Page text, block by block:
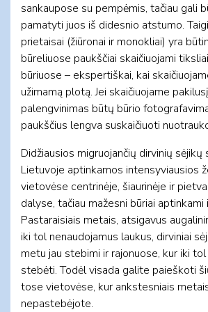
sankaupose su pempėmis, tačiau gali
pamatyti juos iš didesnio atstumo.
prietaisai (žiūronai ir monokliai) yra
būreliuose paukščiai skaičiuojami
būriuose – ekspertiškai, kai
užimamą plotą. Jei skaičiuojame
palengvinimas būtų būrio
paukščius lengva suskaičiuoti
Didžiausios migruojančių dirvinių sėjikų
Lietuvoje aptinkamos intensyviausios
vietovėse centrinėje, šiaurinėje ir
dalyse, tačiau mažesni būriai aptinkami
Pastaraisiais metais, atsigavus
iki tol nenaudojamus laukus, dirviniai
metu jau stebimi ir rajonuose, kur iki
stebėti. Todėl visada galite paieškoti
tose vietovėse, kur ankstesniais
nepastebėjote.